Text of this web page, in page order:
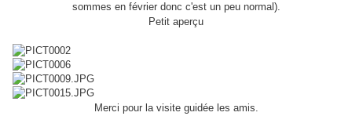
sommes en février donc c'est un peu normal).
Petit aperçu
Merci pour la visite guidée les amis.